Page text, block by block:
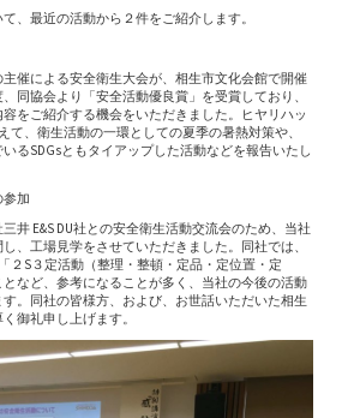
、最近の活動から２件をご紹介します。
催による安全衛生大会が、相生市文化会館で開催
同協会より「安全活動優良賞」を受賞しており、
をご紹介する機会をいただきました。ヒヤリハッ
て、衛生活動の一環としての夏季の暑熱対策や、
るSDGsともタイアップした活動などを報告いたし
参加
井 E&S DU社との安全衛生活動交流会のため、当社
、工場見学をさせていただきました。同社では、
２S３定活動（整理・整頓・定品・定位置・定
など、参考になることが多く、当社の今後の活動
。同社の皆様方、および、お世話いただいた相生
御礼申し上げます。